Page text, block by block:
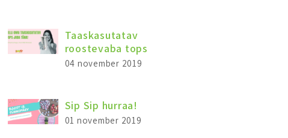
Taaskasutatav
roostevaba tops
04 november 2019
Sip Sip hurraa!
01 november 2019